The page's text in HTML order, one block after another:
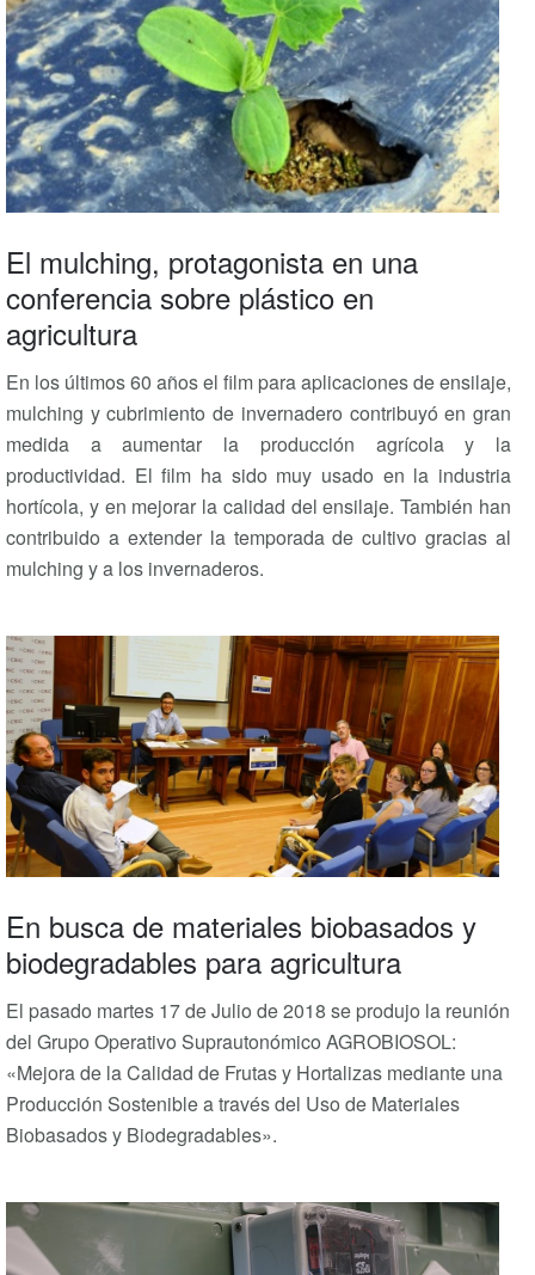
El mulching, protagonista en una
conferencia sobre plástico en
agricultura
En los últimos 60 años el film para aplicaciones de ensilaje,
mulching y cubrimiento de invernadero contribuyó en gran
medida a aumentar la producción agrícola y la
productividad. El film ha sido muy usado en la industria
hortícola, y en mejorar la calidad del ensilaje. También han
contribuido a extender la temporada de cultivo gracias al
mulching y a los invernaderos.
En busca de materiales biobasados y
biodegradables para agricultura
El pasado martes 17 de Julio de 2018 se produjo la reunión
del Grupo Operativo Suprautonómico AGROBIOSOL:
«Mejora de la Calidad de Frutas y Hortalizas mediante una
Producción Sostenible a través del Uso de Materiales
Biobasados y Biodegradables».